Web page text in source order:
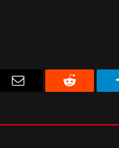
Email Reddit